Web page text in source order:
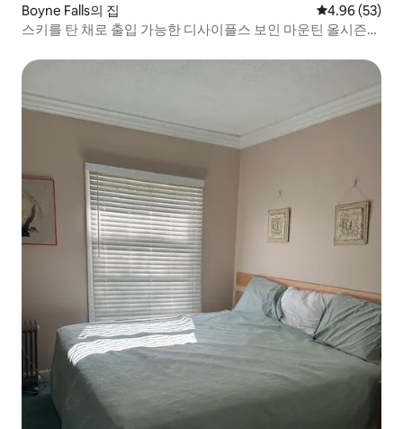
Boyne Falls의 집 평점 4.96점(5
4.96 (53)
스키를 탄 채로 출입 가능한 디사이플스 보인 마운틴 올시즌스